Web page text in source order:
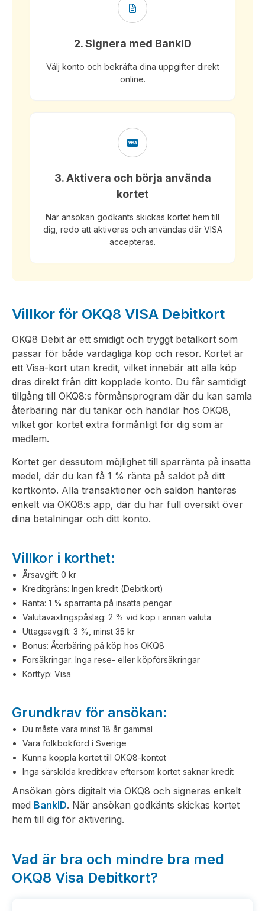
2. Signera med BankID
Välj konto och bekräfta dina uppgifter direkt
online.
3. Aktivera och börja använda
kortet
När ansökan godkänts skickas kortet hem till
dig, redo att aktiveras och användas där VISA
accepteras.
Villkor för OKQ8 VISA Debitkort
OKQ8 Debit är ett smidigt och tryggt betalkort som
passar för både vardagliga köp och resor. Kortet är
ett Visa-kort utan kredit, vilket innebär att alla köp
dras direkt från ditt kopplade konto. Du får samtidigt
tillgång till OKQ8:s förmånsprogram där du kan samla
återbäring när du tankar och handlar hos OKQ8,
vilket gör kortet extra förmånligt för dig som är
medlem.
Kortet ger dessutom möjlighet till sparränta på insatta
medel, där du kan få 1 % ränta på saldot på ditt
kortkonto. Alla transaktioner och saldon hanteras
enkelt via OKQ8:s app, där du har full översikt över
dina betalningar och ditt konto.
Villkor i korthet:
Årsavgift: 0 kr
Kreditgräns: Ingen kredit (Debitkort)
Ränta: 1 % sparränta på insatta pengar
Valutaväxlingspåslag: 2 % vid köp i annan valuta
Uttagsavgift: 3 %, minst 35 kr
Bonus: Återbäring på köp hos OKQ8
Försäkringar: Inga rese- eller köpförsäkringar
Korttyp: Visa
Grundkrav för ansökan:
Du måste vara minst 18 år gammal
Vara folkbokförd i Sverige
Kunna koppla kortet till OKQ8-kontot
Inga särskilda kreditkrav eftersom kortet saknar kredit
Ansökan görs digitalt via OKQ8 och signeras enkelt
med BankID. När ansökan godkänts skickas kortet
hem till dig för aktivering.
Vad är bra och mindre bra med
OKQ8 Visa Debitkort?